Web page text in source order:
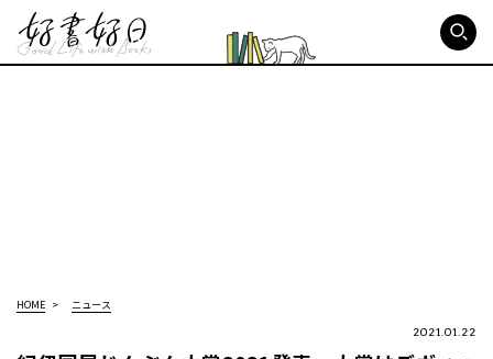
HOME ニュース
2021.01.22